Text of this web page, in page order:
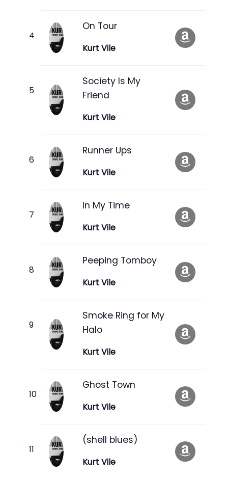
On Tour
Kurt Vile
Society Is My
Friend
Kurt Vile
Runner Ups
Kurt Vile
In My Time
Kurt Vile
Peeping Tomboy
Kurt Vile
Smoke Ring for My
Halo
Kurt Vile
Ghost Town
Kurt Vile
(shell blues)
Kurt Vile